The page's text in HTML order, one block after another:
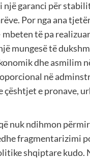
një garanci për
Por nga ana
të pa
mungesë të
dhe asmilim
në
çështjet e pronave,
nuk ndihmon
fragmentarizimi
shqiptare